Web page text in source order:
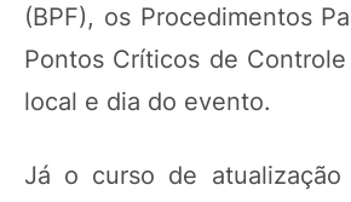
(BPF), os Procedimentos
Pontos Críticos de
local e dia do evento.
Já o curso de